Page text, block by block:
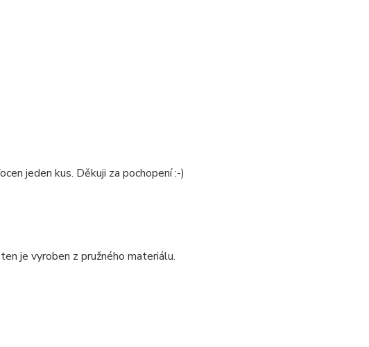
jeden kus. Děkuji za pochopení :-)
je vyroben z pružného materiálu.